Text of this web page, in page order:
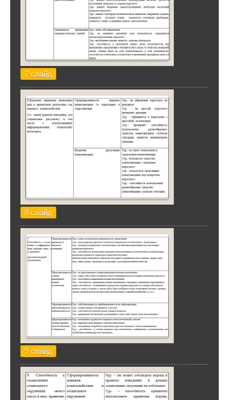
7 слайд
8 слайд
9 слайд